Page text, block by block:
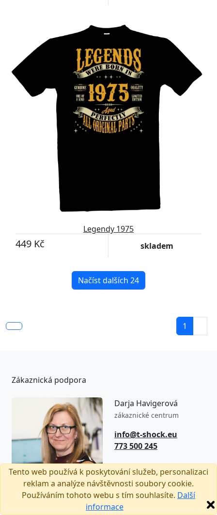
Tento web používá k poskytování služeb, personalizaci
reklam a analýze návštěvnosti soubory cookie.
Používáním tohoto webu s tím souhlasíte. Další
informace
Legendy 1975
449 Kč skladem
Načíst dalších 24
1
Zákaznická podpora
Darja Havigerová
zákaznické centrum
info@t-shock.eu
773 500 245
8:00–16:00
(Po–Pá)